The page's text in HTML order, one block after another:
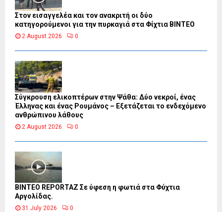
Στον εισαγγελέα και τον ανακριτή οι δύο
κατηγορούμενοι για την πυρκαγιά στα Φίχτια ΒΙΝΤΕΟ
2 August 2026 0
Σύγκρουση ελικοπτέρων στην Ψάθα: Δύο νεκροί, ένας
Έλληνας και ένας Ρουμάνος – Εξετάζεται το ενδεχόμενο
ανθρώπινου λάθους
2 August 2026 0
BINTEO REPORTAZ Σε ύφεση η φωτιά στα Φύχτια
Αργολίδας.
31 July 2026 0